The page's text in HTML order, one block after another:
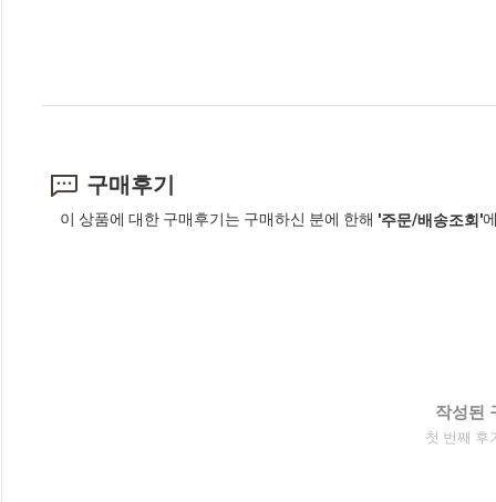
구매후기
이 상품에 대한 구매후기는 구매하신 분에 한해 '주문/배송조회'
작성된
첫 번째 후